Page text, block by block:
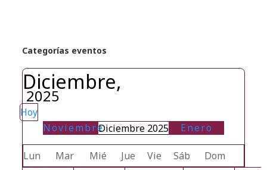
Categorías eventos
Diciembre,
2025
Hoy
NoviembreDiciembre 2025 Enero
Lun Mar Mié Jue Vie Sáb
Dom